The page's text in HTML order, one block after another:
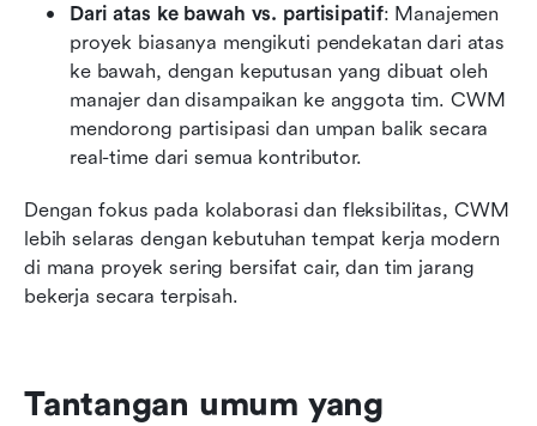
Dari atas ke bawah vs. partisipatif: Manajemen
proyek biasanya mengikuti pendekatan dari atas
ke bawah, dengan keputusan yang dibuat oleh
manajer dan disampaikan ke anggota tim. CWM
mendorong partisipasi dan umpan balik secara
real-time dari semua kontributor.
Dengan fokus pada kolaborasi dan fleksibilitas, CWM
lebih selaras dengan kebutuhan tempat kerja modern
di mana proyek sering bersifat cair, dan tim jarang
bekerja secara terpisah.
Tantangan umum yang